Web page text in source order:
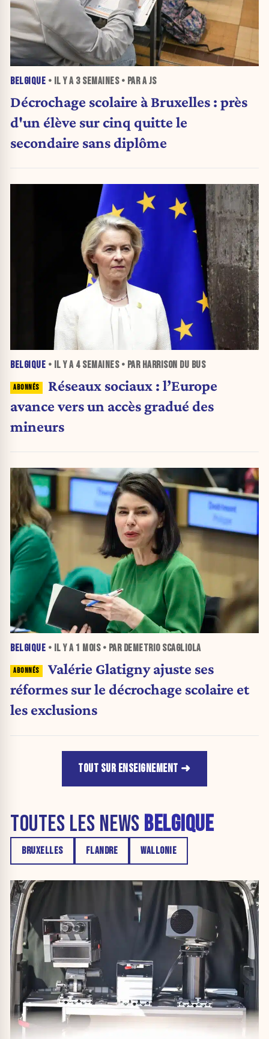
BELGIQUE • IL Y A 3 SEMAINES• PAR A JS
Décrochage scolaire à Bruxelles : près
d'un élève sur cinq quitte le
secondaire sans diplôme
BELGIQUE • IL Y A 4 SEMAINES• PAR HARRISON DU BUS
Réseaux sociaux : l’Europe
avance vers un accès gradué des
mineurs
BELGIQUE • IL Y A 1 MOIS• PAR DEMETRIO SCAGLIOLA
Valérie Glatigny ajuste ses
réformes sur le décrochage scolaire et
les exclusions
TOUT SUR ENSEIGNEMENT
TOUTES LES NEWS BELGIQUE
BRUXELLES FLANDRE WALLONIE